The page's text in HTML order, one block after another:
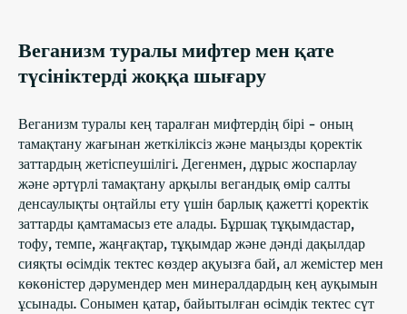
Веганизм туралы мифтер мен қате
түсініктерді жоққа шығару
Веганизм туралы кең таралған мифтердің бірі - оның
тамақтану жағынан жеткіліксіз және маңызды қоректік
заттардың жетіспеушілігі. Дегенмен, дұрыс жоспарлау
және әртүрлі тамақтану арқылы вегандық өмір салты
денсаулықты оңтайлы ету үшін барлық қажетті қоректік
заттарды қамтамасыз ете алады. Бұршақ тұқымдастар,
тофу, темпе, жаңғақтар, тұқымдар және дәнді дақылдар
сияқты өсімдік тектес көздер ақуызға бай, ал жемістер мен
көкөністер дәрумендер мен минералдардың кең ауқымын
ұсынады. Сонымен қатар, байытылған өсімдік тектес сүт